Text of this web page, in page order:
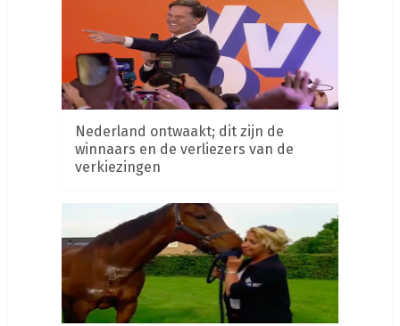
Nederland ontwaakt; dit zijn de
winnaars en de verliezers van de
verkiezingen